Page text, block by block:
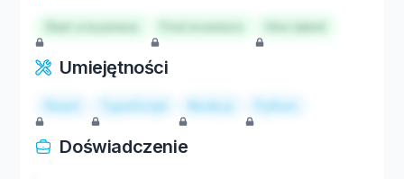
Start a business Hire talent
Umiejętności
React TypeScript Node.js Python
Doświadczenie